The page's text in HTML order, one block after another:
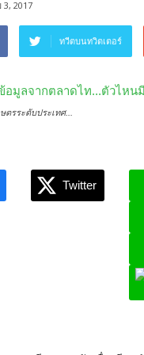
3, 2017
ทวีตบนทวิตเตอร์
รระดับประเทศ...
Twitter